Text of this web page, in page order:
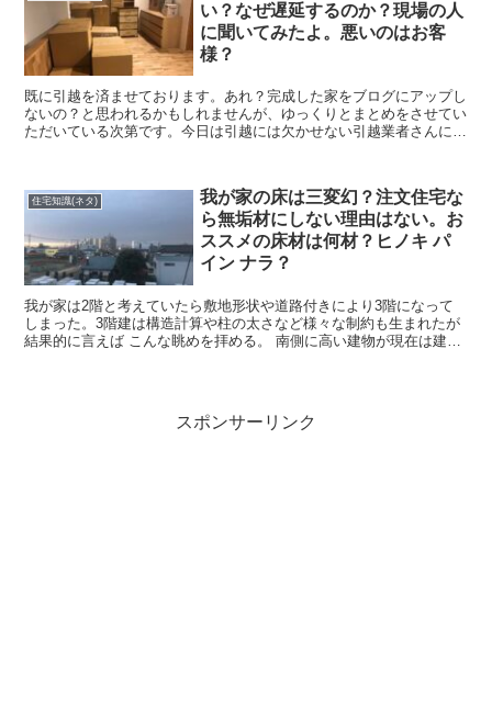
い？なぜ遅延するのか？現場の人
に聞いてみたよ。悪いのはお客
様？
既に引越を済ませております。あれ？完成した家をブログにアップし
ないの？と思われるかもしれませんが、ゆっくりとまとめをさせてい
ただいている次第です。今日は引越には欠かせない引越業者さんにつ
住宅知識(ネタ)
我が家の床は三変幻？注文住宅な
ら無垢材にしない理由はない。お
ススメの床材は何材？ヒノキ パ
イン ナラ？
我が家は2階と考えていたら敷地形状や道路付きにより3階になって
しまった。3階建は構造計算や柱の太さなど様々な制約も生まれたが
結果的に言えば こんな眺めを拝める。 南側に高い建物が現在は建っ
スポンサーリンク